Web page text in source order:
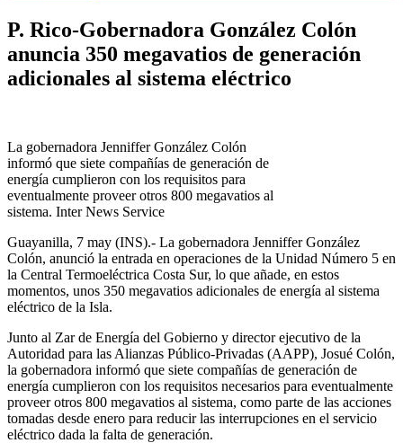
P. Rico-Gobernadora González Colón
anuncia 350 megavatios de generación
adicionales al sistema eléctrico
La gobernadora Jenniffer González Colón
informó que siete compañías de generación de
energía cumplieron con los requisitos para
eventualmente proveer otros 800 megavatios al
sistema. Inter News Service
Guayanilla, 7 may (INS).- La gobernadora Jenniffer González
Colón, anunció la entrada en operaciones de la Unidad Número 5 en
la Central Termoeléctrica Costa Sur, lo que añade, en estos
momentos, unos 350 megavatios adicionales de energía al sistema
eléctrico de la Isla.
Junto al Zar de Energía del Gobierno y director ejecutivo de la
Autoridad para las Alianzas Público-Privadas (AAPP), Josué Colón,
la gobernadora informó que siete compañías de generación de
energía cumplieron con los requisitos necesarios para eventualmente
proveer otros 800 megavatios al sistema, como parte de las acciones
tomadas desde enero para reducir las interrupciones en el servicio
eléctrico dada la falta de generación.